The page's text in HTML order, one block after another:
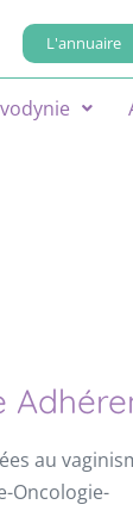
L'annuaire
au
Oncologie-